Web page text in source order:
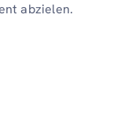
abzielen.